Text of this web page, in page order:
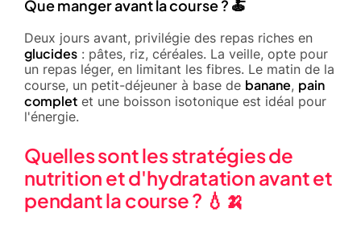
Que manger avant la course ? 🍝
Deux jours avant, privilégie des repas riches en
glucides : pâtes, riz, céréales. La veille, opte pour
un repas léger, en limitant les fibres. Le matin de la
course, un petit-déjeuner à base de banane, pain
complet et une boisson isotonique est idéal pour
l'énergie.
Quelles sont les stratégies de
nutrition et d'hydratation avant et
pendant la course ? 💧🍌